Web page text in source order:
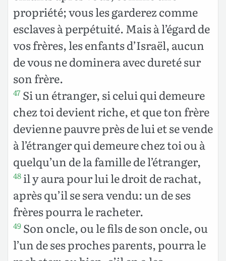
propriété; vous les garderez comme
esclaves à perpétuité. Mais à l’égard de
vos frères, les enfants d’Israël, aucun
de vous ne dominera avec dureté sur
son frère.
47 Si un étranger, si celui qui demeure
chez toi devient riche, et que ton frère
devienne pauvre près de lui et se vende
à l’étranger qui demeure chez toi ou à
quelqu’un de la famille de l’étranger,
48il y aura pour lui le droit de rachat,
après qu’il se sera vendu: un de ses
frères pourra le racheter.
49 Son oncle, ou le fils de son oncle, ou
l’un de ses proches parents, pourra le